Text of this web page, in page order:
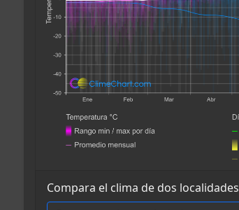
Compara el clima de dos localidades